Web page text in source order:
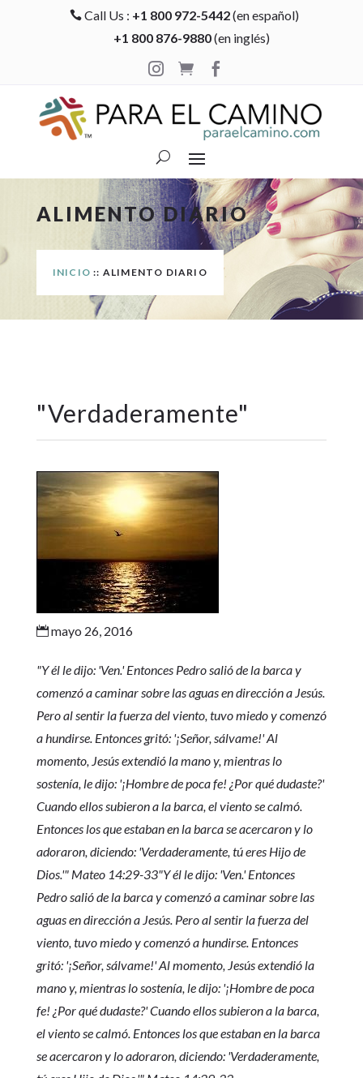
 Call Us : +1 800 972-5442(en español)
+1 800 876-9880(en inglés)

 
ALIMENTO DIARIO
INICIO :: ALIMENTO DIARIO
"Verdaderamente"
mayo 26, 2016
"Y él le dijo: 'Ven.' Entonces Pedro salió de la barca y
comenzó a caminar sobre las aguas en dirección a Jesús.
Pero al sentir la fuerza del viento, tuvo miedo y comenzó
a hundirse. Entonces gritó: '¡Señor, sálvame!' Al
momento, Jesús extendió la mano y, mientras lo
sostenía, le dijo: '¡Hombre de poca fe! ¿Por qué dudaste?'
Cuando ellos subieron a la barca, el viento se calmó.
Entonces los que estaban en la barca se acercaron y lo
adoraron, diciendo: 'Verdaderamente, tú eres Hijo de
Dios.'" Mateo 14:29-33"Y él le dijo: 'Ven.' Entonces
Pedro salió de la barca y comenzó a caminar sobre las
aguas en dirección a Jesús. Pero al sentir la fuerza del
viento, tuvo miedo y comenzó a hundirse. Entonces
gritó: '¡Señor, sálvame!' Al momento, Jesús extendió la
mano y, mientras lo sostenía, le dijo: '¡Hombre de poca
fe! ¿Por qué dudaste?' Cuando ellos subieron a la barca,
el viento se calmó. Entonces los que estaban en la barca
se acercaron y lo adoraron, diciendo: 'Verdaderamente,